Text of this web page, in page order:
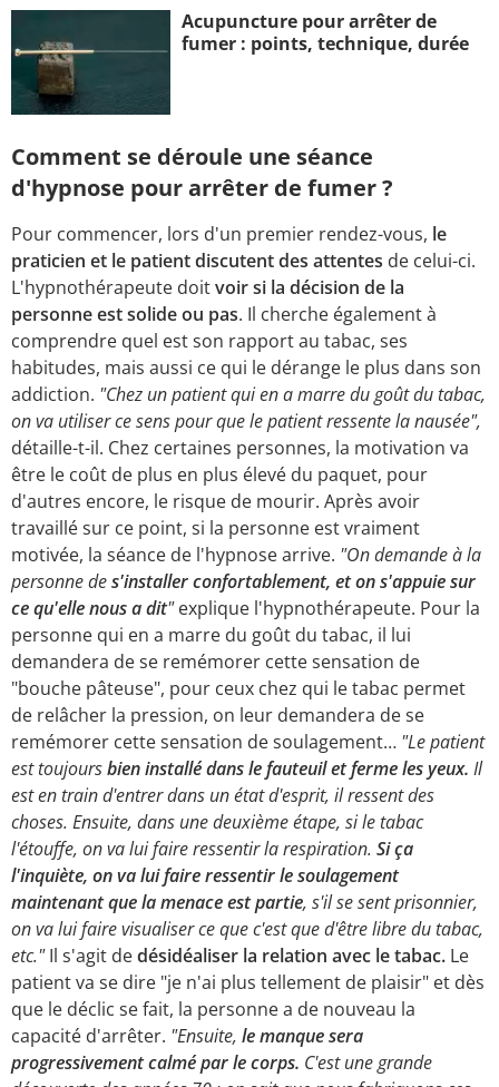
Acupuncture pour arrêter de
fumer : points, technique, durée
Comment se déroule une séance
d'hypnose pour arrêter de fumer ?
Pour commencer, lors d'un premier rendez-vous, le
praticien et le patient discutent des attentes de celui-ci.
L'hypnothérapeute doitvoir si la décision de la
personne est solide ou pas. Il cherche également à
comprendre quel est son rapport au tabac, ses
habitudes, mais aussi ce qui le dérange le plus dans son
addiction. "Chez un patient qui en a marre du goût du tabac,
on va utiliser ce sens pour que le patient ressente la nausée",
détaille-t-il. Chez certaines personnes, la motivation va
être le coût de plus en plus élevé du paquet, pour
d'autres encore, le risque de mourir. Après avoir
travaillé sur ce point, si la personne est vraiment
motivée, la séance de l'hypnose arrive. "On demande à la
personne des'installer confortablement, et on s'appuie sur
ce qu'elle nous a dit"explique l'hypnothérapeute. Pour la
personne qui en a marre du goût du tabac, il lui
demandera de se remémorer cette sensation de
"bouche pâteuse", pour ceux chez qui le tabac permet
de relâcher la pression, on leur demandera de se
remémorer cette sensation de soulagement… "Le patient
est toujoursbien installé dans le fauteuil et ferme les yeux. Il
est en train d'entrer dans un état d'esprit, il ressent des
choses. Ensuite, dans une deuxième étape, si le tabac
l'étouffe, on va lui faire ressentir la respiration. Si ça
l'inquiète, on va lui faire ressentir le soulagement
maintenant que la menace est partie, s'il se sent prisonnier,
on va lui faire visualiser ce que c'est que d'être libre du tabac,
etc."Il s'agit dedésidéaliser la relation avec le tabac. Le
patient va se dire "je n'ai plus tellement de plaisir" et dès
que le déclic se fait, la personne a de nouveau la
capacité d'arrêter. "Ensuite, le manque sera
progressivement calmé par le corps. C'est une grande